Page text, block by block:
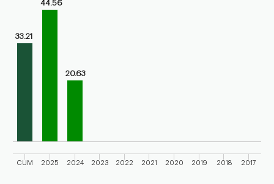
Bar chart with 10 bars.
The chart has 1 Y axis displaying values. Range: 0 to 50.
33.21
44.56
20.63
CUM 2025 2024 2023 2022 2021 2020 2019 2018 2017